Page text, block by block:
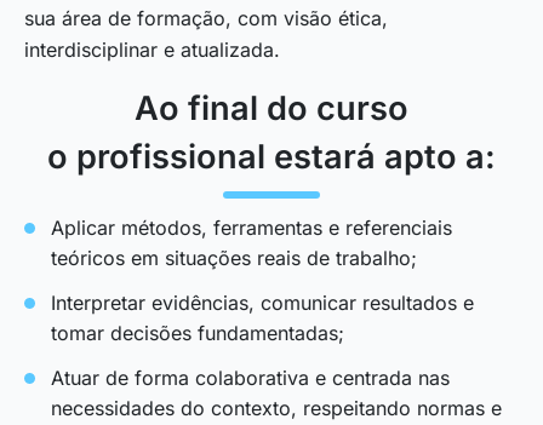
sua área de formação, com visão ética,
interdisciplinar e atualizada.
Ao final do curso
o profissional estará apto a:
Aplicar métodos, ferramentas e referenciais
teóricos em situações reais de trabalho;
Interpretar evidências, comunicar resultados e
tomar decisões fundamentadas;
Atuar de forma colaborativa e centrada nas
necessidades do contexto, respeitando normas e